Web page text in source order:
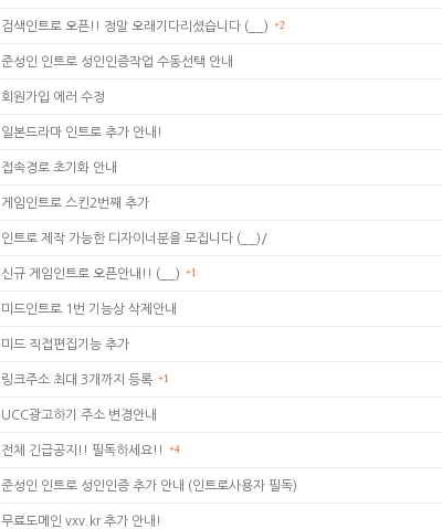
검색인트로 오픈!! 정말 오래기다리셨습니다 (__) +2
준성인 인트로 성인인증작업 수동선택 안내
회원가입 에러 수정
일본드라마 인트로 추가 안내!
접속경로 초기화 안내
게임인트로 스킨2번째 추가
인트로 제작 가능한 디자이너분을 모집니다 (__)/
신규 게임인트로 오픈안내!! (__) +1
미드인트로 1번 기능상 삭제안내
미드 직접편집기능 추가
링크주소 최대 3개까지 등록 +1
UCC광고하기 주소 변경안내
전체 긴급공지!! 필독하세요!! +4
준성인 인트로 성인인증 추가 안내 (인트로사용자 필독)
무료도메인 vxv.kr 추가 안내!